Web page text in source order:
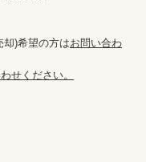
却)希望の方はお問い合わ
せください。